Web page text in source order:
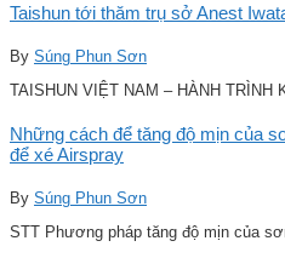
Taishun tới thăm trụ sở Anest
By Súng Phun Sơn
TAISHUN VIỆT NAM – HÀNH TRÌNH
Những cách để tăng độ mịn của
để xé Airspray
By Súng Phun Sơn
STT Phương pháp tăng độ mịn của